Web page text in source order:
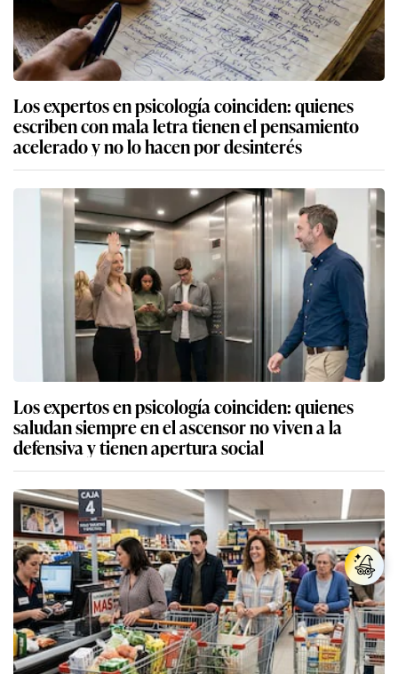
Los expertos en psicología coinciden: quienes
escriben con mala letra tienen el pensamiento
acelerado y no lo hacen por desinterés
Los expertos en psicología coinciden: quienes
saludan siempre en el ascensor no viven a la
defensiva y tienen apertura social